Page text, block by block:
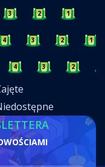
3 2 1
4 3 2 1
4 3 2